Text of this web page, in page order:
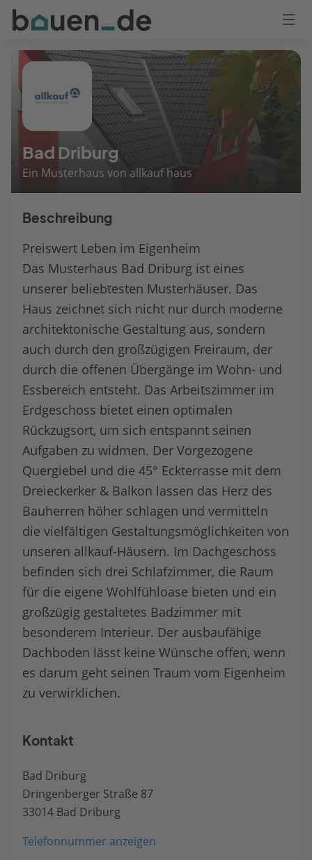
Bauen
Logo
Anmelden
Bad Driburg
Ein Musterhaus von allkauf haus
Beschreibung
Preiswert Leben im Eigenheim
Das Musterhaus Bad Driburg ist eines
unserer beliebtesten Musterhäuser. Das
Haus zeichnet sich nicht nur durch moderne
architektonische Gestaltung aus, sondern
auch durch den großzügigen Freiraum, der
durch die offenen Übergänge im Wohn- und
Essbereich entsteht. Das Arbeitszimmer im
Erdgeschoss bietet einen optimalen
Rückzugsort, um sich entspannt seinen
Aufgaben zu widmen. Der Vorgezogene
Quergiebel und die 45° Eckterrasse mit dem
Dreieckerker & Balkon lassen das Herz des
Bauherren höher schlagen und vermitteln
die vielfältigen Gestaltungsmöglichkeiten von
unseren allkauf-Häusern. Im Dachgeschoss
befinden sich drei Schlafzimmer, die Raum
für die eigene Wohlfühloase bieten und ein
großzügig gestaltetes Badzimmer mit
besonderem Interieur. Der ausbaufähige
Dachboden lässt keine Wünsche offen, wenn
es darum geht seinen Traum vom Eigenheim
zu verwirklichen.
Kontakt
Bad Driburg
Dringenberger Straße 87
33014 Bad Driburg
Telefonnummer anzeigen